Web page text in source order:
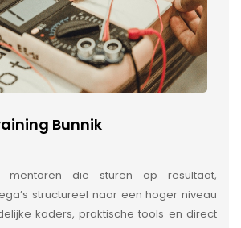
Bunnik
mentoren die sturen op resultaat,
structureel naar een hoger niveau
kaders, praktische tools en direct